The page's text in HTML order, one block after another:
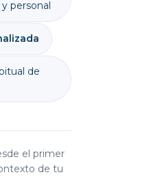
personal
de
el primer
de tu